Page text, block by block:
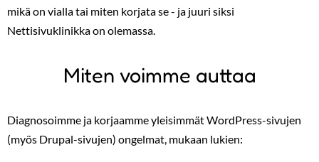
mikä on vialla tai miten korjata se - ja juuri siksi
Nettisivuklinikka on olemassa.
Miten voimme auttaa
Diagnosoimme ja korjaamme yleisimmät WordPress-sivujen
(myös Drupal-sivujen) ongelmat, mukaan lukien: